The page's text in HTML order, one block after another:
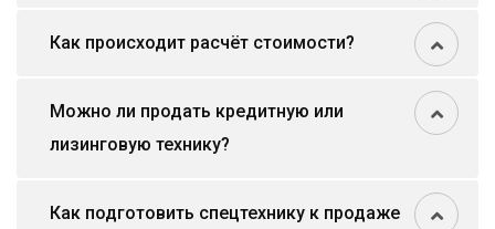
Как происходит расчёт стоимости?
Можно ли продать кредитную или
лизинговую технику?
Как подготовить спецтехнику к продаже